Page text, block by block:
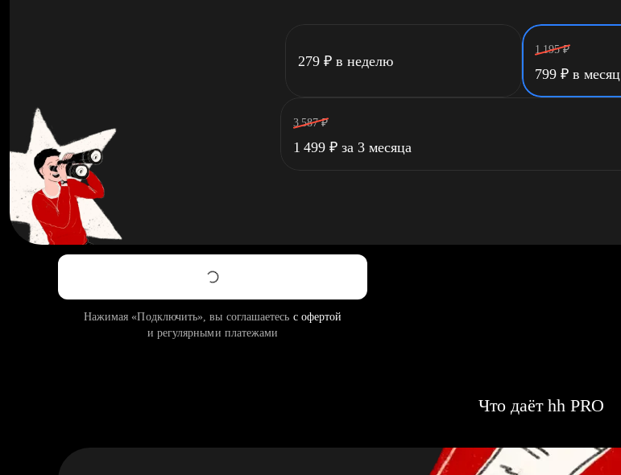
279 ₽ в неделю
1 195 ₽
799 ₽ в месяц
3 587 ₽
1 499 ₽ за 3 месяца
Нажимая «Подключить», вы соглашаетесь с офертой
и регулярными платежами
Что даёт hh PRO